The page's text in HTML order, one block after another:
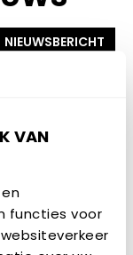
VAN
functies voor
NIEUWSBERICHT